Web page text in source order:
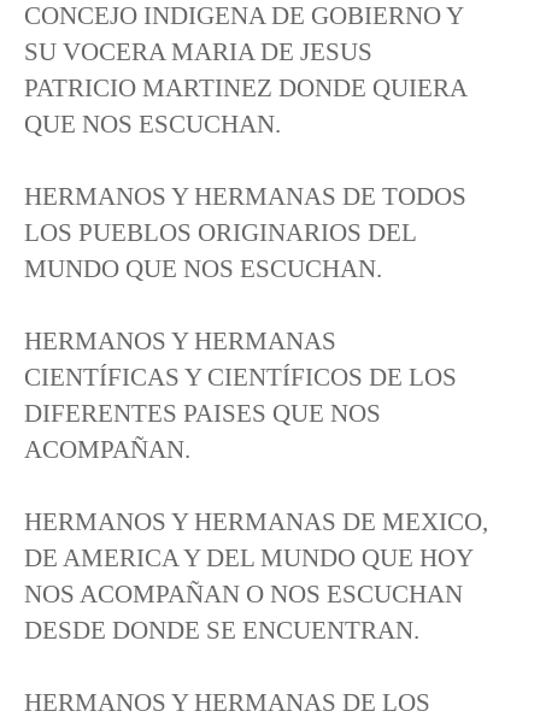
CONCEJO INDIGENA DE GOBIERNO Y
SU VOCERA MARIA DE JESUS
PATRICIO MARTINEZ DONDE QUIERA
QUE NOS ESCUCHAN.
HERMANOS Y HERMANAS DE TODOS
LOS PUEBLOS ORIGINARIOS DEL
MUNDO QUE NOS ESCUCHAN.
HERMANOS Y HERMANAS
CIENTÍFICAS Y CIENTÍFICOS DE LOS
DIFERENTES PAISES QUE NOS
ACOMPAÑAN.
HERMANOS Y HERMANAS DE MEXICO,
DE AMERICA Y DEL MUNDO QUE HOY
NOS ACOMPAÑAN O NOS ESCUCHAN
DESDE DONDE SE ENCUENTRAN.
HERMANOS Y HERMANAS DE LOS